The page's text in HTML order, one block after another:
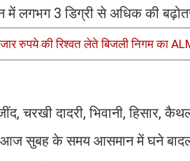
लगभग 3 डिग्री से अधिक की
रुपये की रिश्वत लेते बिजली निगम का
दादरी, भिवानी, हिसार,
आज सुबह के समय आसमान में घने